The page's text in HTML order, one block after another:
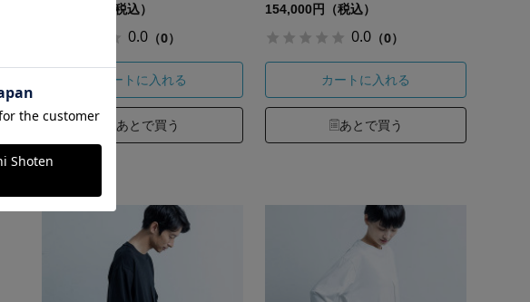
154,000円（税込）
0.0 （0）
カートに入れる
あとで買う
154,000円（税込）
0.0 （0）
カートに入れる
あとで買う